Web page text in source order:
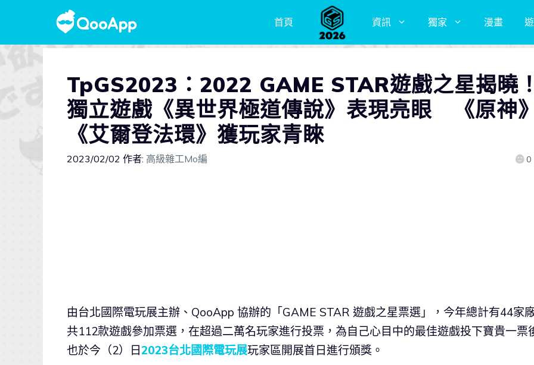
首頁 資訊 獨家 漫畫
TpGS2023：2022 GAME STAR遊戲之星揭曉
獨立遊戲《異世界極道傳說》表現亮眼 《原神
《艾爾登法環》獲玩家青睞
2023/02/02 作者: 高級雜工Mo編 0
由台北國際電玩展主辦、QooApp 協辦的「GAME STAR 遊戲之星票選」，今年總計有44家
共112款遊戲參加票選，在超過二萬名玩家進行投票，為自己心目中的最佳遊戲投下寶貴一票
也於今（2）日2023台北國際電玩展玩家區開展首日進行頒獎。